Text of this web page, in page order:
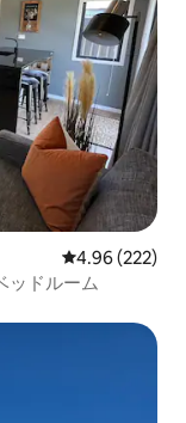
レビュー222
4.96 (222)
ッドルーム